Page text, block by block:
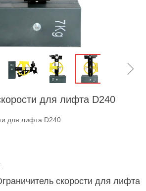
ꁇ
для лифта D240
для лифта D240
скорости для лифта